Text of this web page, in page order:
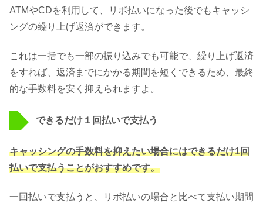
ATMやCDを利用して、リボ払いになった後でもキャッシ
ングの繰り上げ返済ができます。
これは一括でも一部の振り込みでも可能で、繰り上げ返済
をすれば、返済までにかかる期間を短くできるため、最終
的な手数料を安く抑えられますよ。
できるだけ１回払いで支払う
キャッシングの手数料を抑えたい場合にはできるだけ1回
払いで支払うことがおすすめです。
一回払いで支払うと、リボ払いの場合と比べて支払い期間